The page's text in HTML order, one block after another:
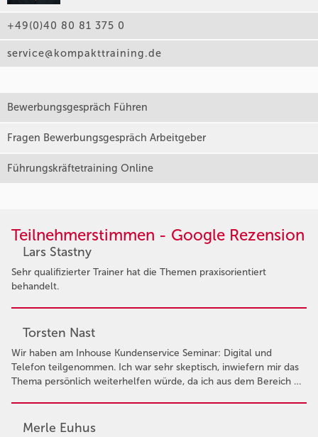
+49(0)40 80 81 375 0
service@kompakttraining.de
Bewerbungsgespräch Führen
Fragen Bewerbungsgespräch Arbeitgeber
Führungskräftetraining Online
Teilnehmerstimmen - Google Rezension
Lars Stastny
Sehr qualifizierter Trainer hat die Themen praxisorientiert
behandelt.
Torsten Nast
Wir haben am Inhouse Kundenservice Seminar: Digital und
Telefon teilgenommen. Ich war sehr skeptisch, inwiefern mir das
Thema persönlich weiterhelfen würde, da ich aus dem Bereich …
Merle Euhus